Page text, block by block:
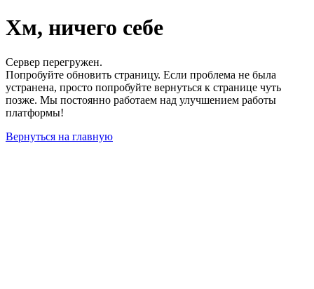
Хм, ничего себе
Сервер перегружен.
Попробуйте обновить страницу. Если проблема не была
устранена, просто попробуйте вернуться к странице чуть
позже. Мы постоянно работаем над улучшением работы
платформы!
Вернуться на главную